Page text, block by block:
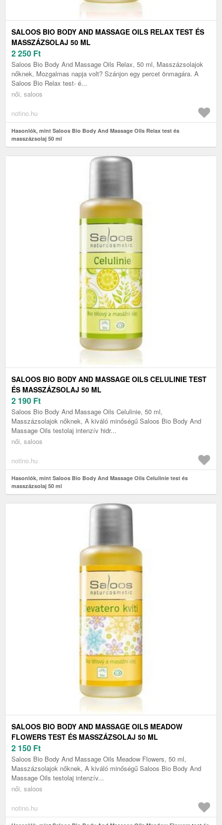
SALOOS BIO BODY AND MASSAGE OILS RELAX TEST ÉS
MASSZÁZSOLAJ 50 ML
2 250 Ft
Saloos Bio Body And Massage Oils Relax, 50 ml, Masszázsolajok
nőknek, Mozgalmas napja volt? Szánjon egy percet önmagára. A
Saloos Bio Relax test- é...
női, saloos
notino.hu
Hasonlók, mint Saloos Bio Body And Massage Oils Relax test és
masszázsolaj 50 ml
SALOOS BIO BODY AND MASSAGE OILS CELULINIE TEST
ÉS MASSZÁZSOLAJ 50 ML
2 190 Ft
Saloos Bio Body And Massage Oils Celulinie, 50 ml,
Masszázsolajok nőknek, A kiváló minőségű Saloos Bio Body And
Massage Oils testolaj intenzív hidr...
női, saloos
notino.hu
Hasonlók, mint Saloos Bio Body And Massage Oils Celulinie test és
masszázsolaj 50 ml
SALOOS BIO BODY AND MASSAGE OILS MEADOW
FLOWERS TEST ÉS MASSZÁZSOLAJ 50 ML
2 150 Ft
Saloos Bio Body And Massage Oils Meadow Flowers, 50 ml,
Masszázsolajok nőknek, A kiváló minőségű Saloos Bio Body And
Massage Oils testolaj intenzív...
női, saloos
notino.hu